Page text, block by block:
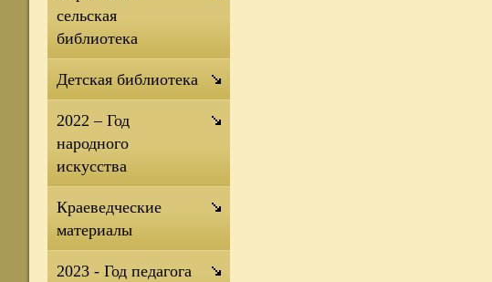
сельская
библиотека
Детская библиотека
2022 – Год
народного
искусства
Краеведческие
материалы
2023 - Год педагога